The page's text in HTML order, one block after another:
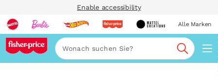
Enable accessibility
Alle Marken
Suche